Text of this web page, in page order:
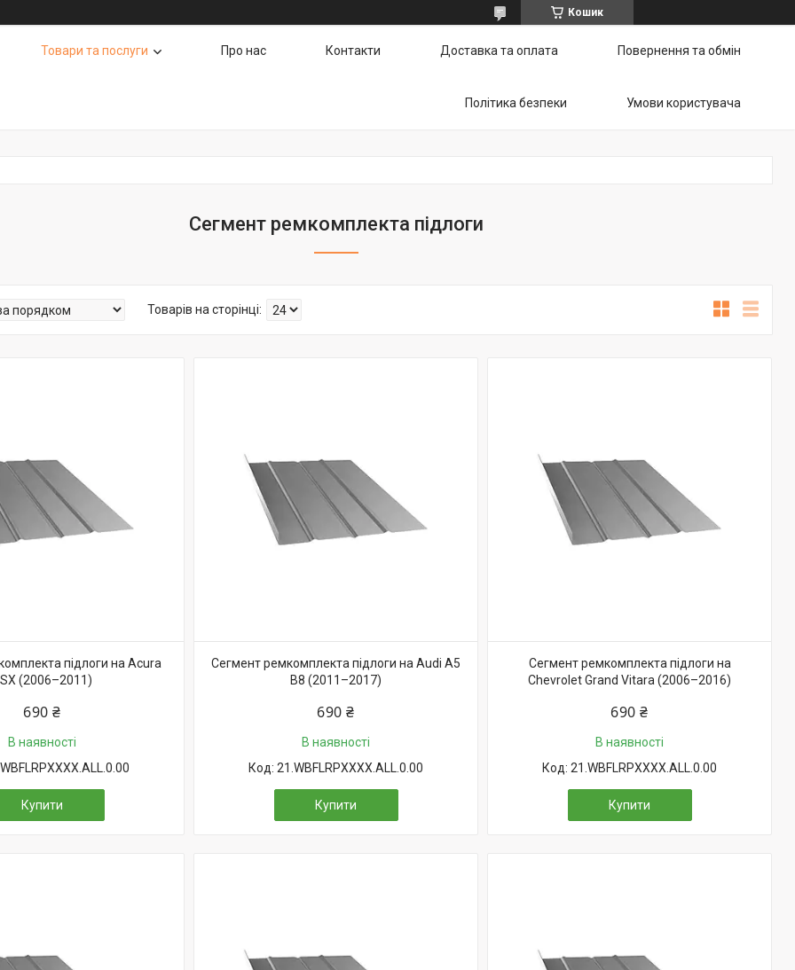
Кошик
Товари та послуги Про нас Контакти Доставка та оплата Повернення та обмін
Політика безпеки Умови користувача
Сегмент ремкомплекта підлоги
підлоги на Acura
(2006–2011)
690 ₴
В наявності
Купити
Сегмент ремкомплекта підлоги на Audi A5
B8 (2011–2017)
690 ₴
В наявності
21.WBFLRPXXXX.ALL.0.00
Купити
Сегмент ремкомплекта підлоги на
Chevrolet Grand Vitara (2006–2016)
690 ₴
В наявності
21.WBFLRPXXXX.ALL.0.00
Купити